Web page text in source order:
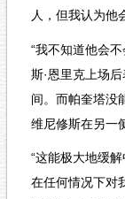
人，但我认为他
“我不知道他会
斯·恩里克上场
间。而帕奎塔没
维尼修斯在另一
“这能极大地缓
在任何情况下对